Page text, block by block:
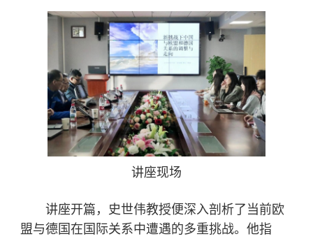
讲座现场
讲座开篇，史世伟教授便深入剖析了当前欧
盟与德国在国际关系中遭遇的多重挑战。他指